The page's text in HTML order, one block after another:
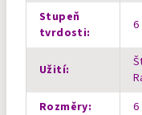
Stupeň
tvrdosti: 6
Užití:
Rozměry:
6